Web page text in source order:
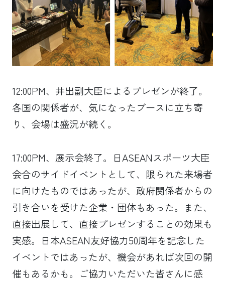
12:00PM、井出副大臣によるプレゼンが終了。
各国の関係者が、気になったブースに立ち寄
り、会場は盛況が続く。
17:00PM、展示会終了。日ASEANスポーツ大臣
会合のサイドイベントとして、限られた来場者
に向けたものではあったが、政府関係者からの
引き合いを受けた企業・団体もあった。また、
直接出展して、直接プレゼンすることの効果も
実感。日本ASEAN友好協力50周年を記念した
イベントではあったが、機会があれば次回の開
催もあるかも。ご協力いただいた皆さんに感